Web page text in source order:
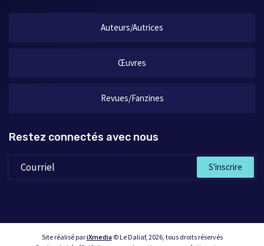
Auteurs/Autrices
Œuvres
Revues/Fanzines
Restez connectés avec nous
S'inscrire
Site réalisé pariXmedia© Le Daliaf, 2026, tous droits réservés